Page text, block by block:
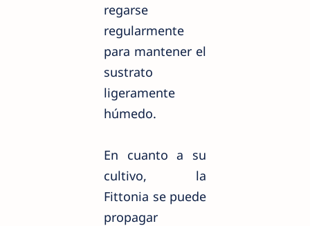
regarse
regularmente
para mantener el
sustrato
ligeramente
húmedo.
En cuanto a su
cultivo, la
Fittonia se puede
propagar